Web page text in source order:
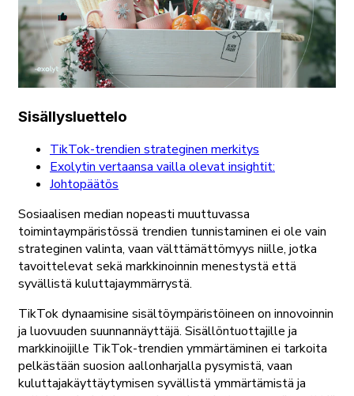
Sisällysluettelo
TikTok-trendien strateginen merkitys
Exolytin vertaansa vailla olevat insightit:
Johtopäätös
Sosiaalisen median nopeasti muuttuvassa
toimintaympäristössä trendien tunnistaminen ei ole vain
strateginen valinta, vaan välttämättömyys niille, jotka
tavoittelevat sekä markkinoinnin menestystä että
syvällistä kuluttajaymmärrystä.
TikTok dynaamisine sisältöympäristöineen on innovoinnin
ja luovuuden suunnannäyttäjä. Sisällöntuottajille ja
markkinoijille TikTok-trendien ymmärtäminen ei tarkoita
pelkästään suosion aallonharjalla pysymistä, vaan
kuluttajakäyttäytymisen syvällistä ymmärtämistä ja